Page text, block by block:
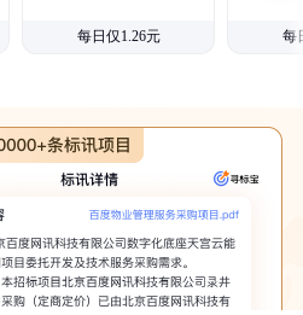
每日仅1.26元 每